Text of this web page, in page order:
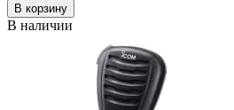
В корзину
В наличии